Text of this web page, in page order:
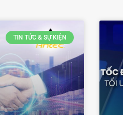
TIN TỨC & SỰ KIỆN